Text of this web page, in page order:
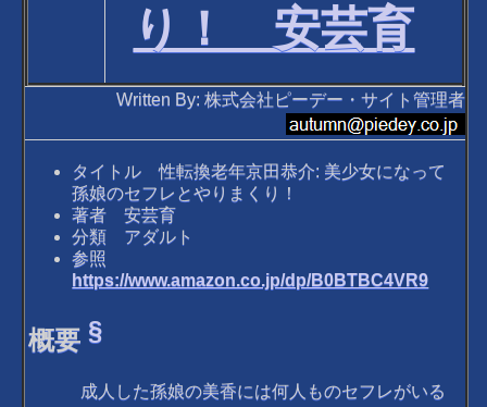
り！ 安芸育
Written By: 株式会社ピーデー・サイト管理者
タイトル 性転換老年京田恭介: 美少女になって
孫娘のセフレとやりまくり！
著者 安芸育
分類 アダルト
参照
https://www.amazon.co.jp/dp/B0BTBC4VR9
概要§
成人した孫娘の美香には何人ものセフレがいる